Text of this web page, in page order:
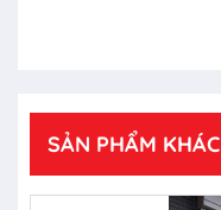
SẢN PHẨM KHÁC